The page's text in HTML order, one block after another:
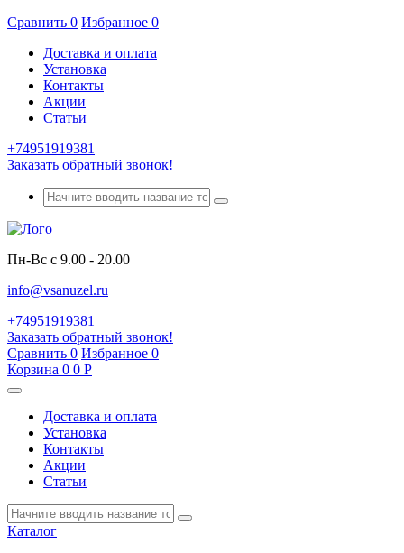
Сравнить 0 Избранное 0
Доставка и оплата
Установка
Контакты
Акции
Статьи
+74951919381
Заказать обратный звонок!
Пн-Вс с 9.00 - 20.00
info@vsanuzel.ru
+74951919381
Заказать обратный звонок!
Сравнить 0 Избранное 0
Корзина 0 0 Р
Доставка и оплата
Установка
Контакты
Акции
Статьи
Каталог